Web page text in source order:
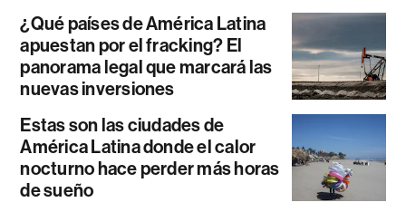
¿Qué países de América Latina
apuestan por el fracking? El
panorama legal que marcará las
nuevas inversiones
Estas son las ciudades de
América Latina donde el calor
nocturno hace perder más horas
de sueño